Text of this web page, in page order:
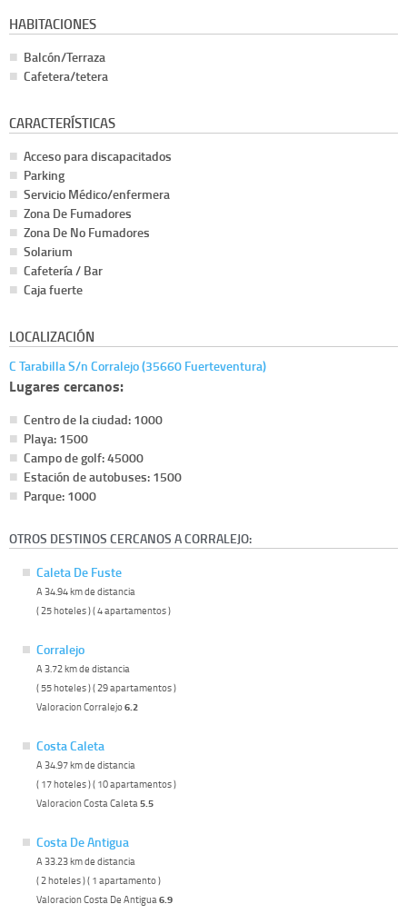
HABITACIONES
Balcón/Terraza
Cafetera/tetera
CARACTERÍSTICAS
Acceso para discapacitados
Parking
Servicio Médico/enfermera
Zona De Fumadores
Zona De No Fumadores
Solarium
Cafetería / Bar
Caja fuerte
LOCALIZACIÓN
C Tarabilla S/n Corralejo (35660 Fuerteventura)
Lugares cercanos:
Centro de la ciudad: 1000
Playa: 1500
Campo de golf: 45000
Estación de autobuses: 1500
Parque: 1000
OTROS DESTINOS CERCANOS A CORRALEJO:
Caleta De Fuste
A 34.94 km de distancia
( 25 hoteles ) ( 4 apartamentos )
Corralejo
A 3.72 km de distancia
( 55 hoteles ) ( 29 apartamentos )
Valoracion Corralejo6.2
Costa Caleta
A 34.97 km de distancia
( 17 hoteles ) ( 10 apartamentos )
Valoracion Costa Caleta 5.5
Costa De Antigua
A 33.23 km de distancia
( 2 hoteles ) ( 1 apartamento )
Valoracion Costa De Antigua 6.9